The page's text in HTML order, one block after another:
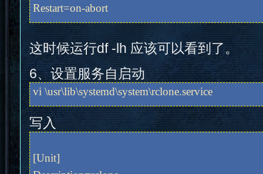
Restart=on-abort
这时候运行df -lh 应该可以看到了。
6、设置服务自启动
vi \usr\lib\systemd\system\rclone.service
写入
[Unit]